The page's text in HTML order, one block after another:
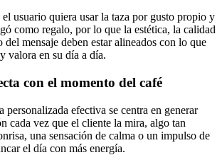
usuario quiera usar la taza por gusto propio y
como regalo, por lo que la estética, la calidad
mensaje deben estar alineados con lo que
valora en su día a día.
con el momento del café
personalizada efectiva se centra en generar
cada vez que el cliente la mira, algo tan
una sensación de calma o un impulso de
el día con más energía.